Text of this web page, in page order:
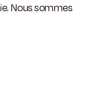
Nous sommes